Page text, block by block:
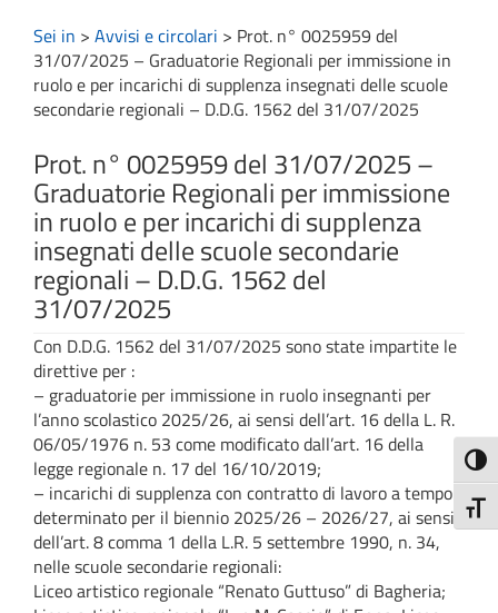
Sei in > Avvisi e circolari > Prot. n° 0025959 del
31/07/2025 – Graduatorie Regionali per immissione in
ruolo e per incarichi di supplenza insegnati delle scuole
secondarie regionali – D.D.G. 1562 del 31/07/2025
Prot. n° 0025959 del 31/07/2025 –
Graduatorie Regionali per immissione
in ruolo e per incarichi di supplenza
insegnati delle scuole secondarie
regionali – D.D.G. 1562 del
31/07/2025
Con D.D.G. 1562 del 31/07/2025 sono state impartite le
direttive per :
– graduatorie per immissione in ruolo insegnanti per
l’anno scolastico 2025/26, ai sensi dell’art. 16 della L. R.
06/05/1976 n. 53 come modificato dall’art. 16 della
legge regionale n. 17 del 16/10/2019;
– incarichi di supplenza con contratto di lavoro a tempo
determinato per il biennio 2025/26 – 2026/27, ai sensi
dell’art. 8 comma 1 della L.R. 5 settembre 1990, n. 34,
nelle scuole secondarie regionali:
Liceo artistico regionale “Renato Guttuso” di Bagheria;